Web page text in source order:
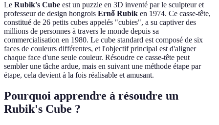
Le Rubik's Cube est un puzzle en 3D inventé par le sculpteur et
professeur de design hongrois Ernő Rubik en 1974. Ce casse-tête,
constitué de 26 petits cubes appelés "cubies", a su captiver des
millions de personnes à travers le monde depuis sa
commercialisation en 1980. Le cube standard est composé de six
faces de couleurs différentes, et l'objectif principal est d'aligner
chaque face d'une seule couleur. Résoudre ce casse-tête peut
sembler une tâche ardue, mais en suivant une méthode étape par
étape, cela devient à la fois réalisable et amusant.
Pourquoi apprendre à résoudre un
Rubik's Cube ?